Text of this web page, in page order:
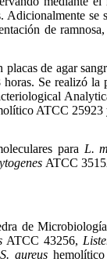
se
de
de agar
Se realizó
ATCC 25923
para L.
ATCC
de
ATCC 43256,
S. aureushemolítico